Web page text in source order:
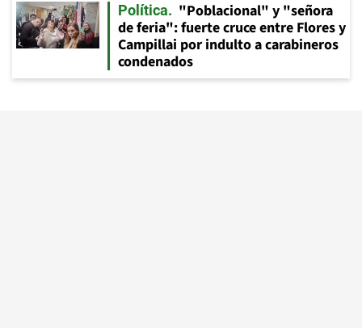
Política
"Poblacional" y "señora
de feria": fuerte cruce entre Flores y
Campillai por indulto a carabineros
condenados